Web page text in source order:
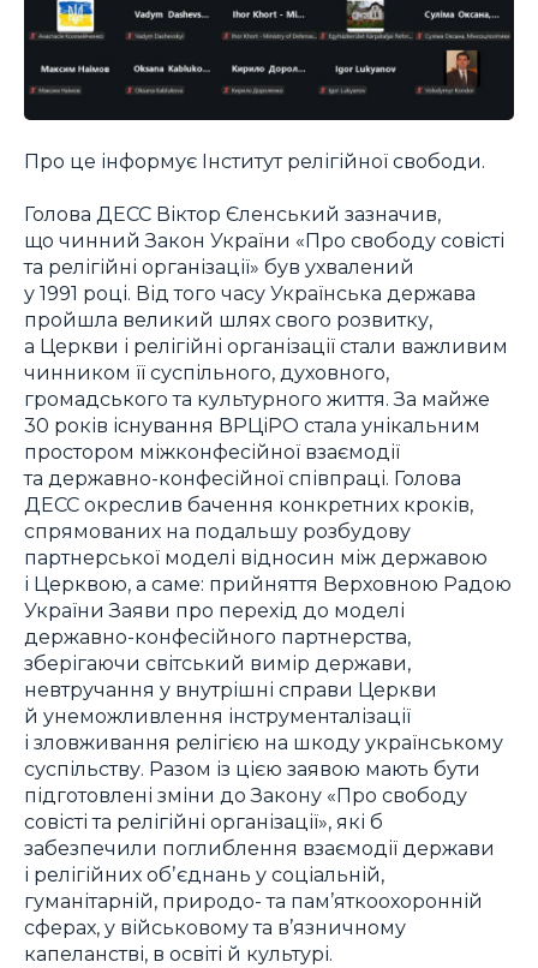
Про це інформує Інститут релігійної свободи.
Голова ДЕСС Віктор Єленський зазначив,
що чинний Закон України «Про свободу совісті
та релігійні організації» був ухвалений
у 1991 році. Від того часу Українська держава
пройшла великий шлях свого розвитку,
а Церкви і релігійні організації стали важливим
чинником її суспільного, духовного,
громадського та культурного життя. За майже
30 років існування ВРЦіРО стала унікальним
простором міжконфесійної взаємодії
та державно-конфесійної співпраці. Голова
ДЕСС окреслив бачення конкретних кроків,
спрямованих на подальшу розбудову
партнерської моделі відносин між державою
і Церквою, а саме: прийняття Верховною Радою
України Заяви про перехід до моделі
державно-конфесійного партнерства,
зберігаючи світський вимір держави,
невтручання у внутрішні справи Церкви
й унеможливлення інструменталізації
і зловживання релігією на шкоду українському
суспільству. Разом із цією заявою мають бути
підготовлені зміни до Закону «Про свободу
совісті та релігійні організації», які б
забезпечили поглиблення взаємодії держави
і релігійних обʼєднань у соціальній,
гуманітарній, природо- та пам’яткоохоронній
сферах, у військовому та в’язничному
капеланстві, в освіті й культурі.